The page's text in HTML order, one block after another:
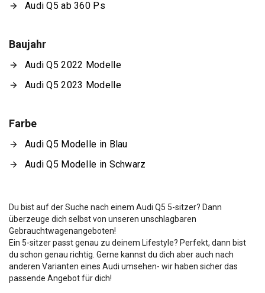
Audi Q5 ab 360 Ps
Baujahr
Audi Q5 2022 Modelle
Audi Q5 2023 Modelle
Farbe
Audi Q5 Modelle in Blau
Audi Q5 Modelle in Schwarz
Du bist auf der Suche nach einem Audi Q5 5-sitzer? Dann
überzeuge dich selbst von unseren unschlagbaren
Gebrauchtwagenangeboten!
Ein 5-sitzer passt genau zu deinem Lifestyle? Perfekt, dann bist
du schon genau richtig. Gerne kannst du dich aber auch nach
anderen Varianten eines Audi umsehen- wir haben sicher das
passende Angebot für dich!